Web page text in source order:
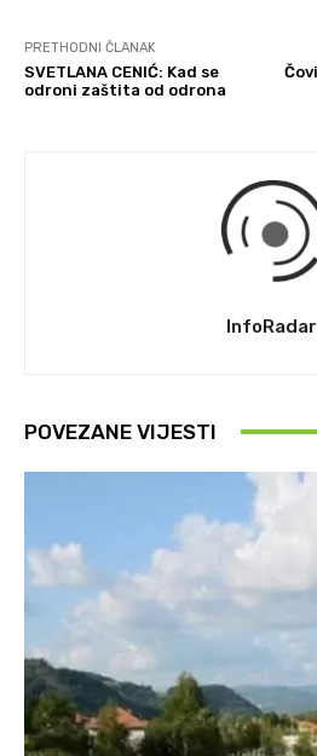
PRETHODNI ČLANAK
SVETLANA CENIĆ: Kad se
odroni zaštita od odrona
InfoRadar
POVEZANE VIJESTI